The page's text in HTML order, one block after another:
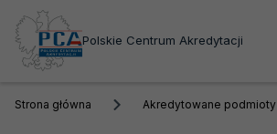
Polskie Centrum Akredytacji
Strona główna Akredytowane podmioty